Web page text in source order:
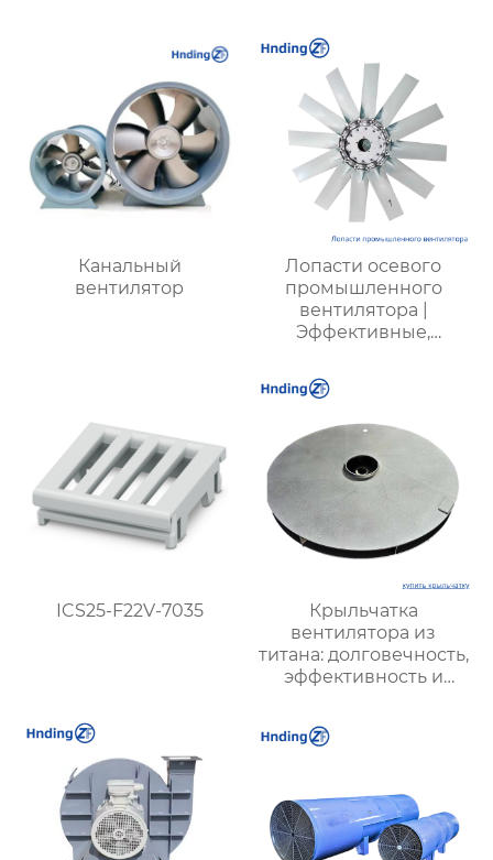
Канальный
вентилятор
Лопасти осевого
промышленного
вентилятора |
Эффективные,
энергопотреблением
и низким уровнем
ICS25-F22V-7035
Крыльчатка
вентилятора из
титана: долговечность,
эффективность и
преимущества